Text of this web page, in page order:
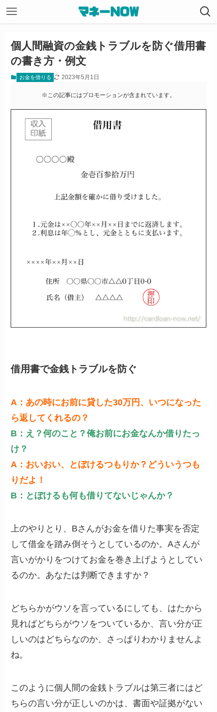
個人間融資の金銭トラブルを防ぐ借用書
の書き方・例文
お金を借りる 2023年5月1日
※この記事にはプロモーションが含まれています。
借用書で金銭トラブルを防ぐ
A：あの時にお前に貸した30万円、いつになった
ら返してくれるの？
B：え？何のこと？俺お前にお金なんか借りたっ
け？
A：おいおい、とぼけるつもりか？どういうつも
りだよ！
B：とぼけるも何も借りてないじゃんか？
上のやりとり、Bさんがお金を借りた事実を否定
して借金を踏み倒そうとしているのか。Aさんが
言いがかりをつけてお金を巻き上げようとしてい
るのか。あなたは判断できますか？
どちらかがウソを言っているにしても、はたから
見ればどちらがウソをついているか、言い分が正
しいのはどちらなのか、さっぱりわかりませんよ
ね。
このように個人間の金銭トラブルは第三者にはど
ちらの言い分が正しいのかは、書面や証拠がない